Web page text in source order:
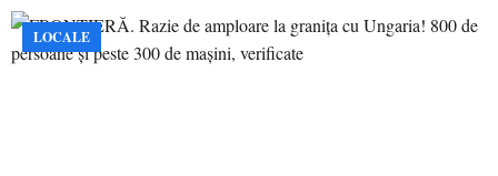
LOCALE